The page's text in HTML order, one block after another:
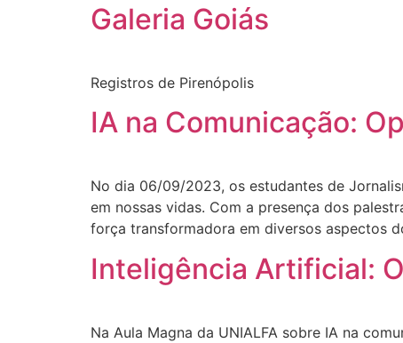
Galeria Goiás
Registros de Pirenópolis
IA na Comunicação:
No dia 06/09/2023, os estudantes de
em nossas vidas. Com a presença dos
força transformadora em diversos aspectos
Inteligência Artificial:
Na Aula Magna da UNIALFA sobre IA na